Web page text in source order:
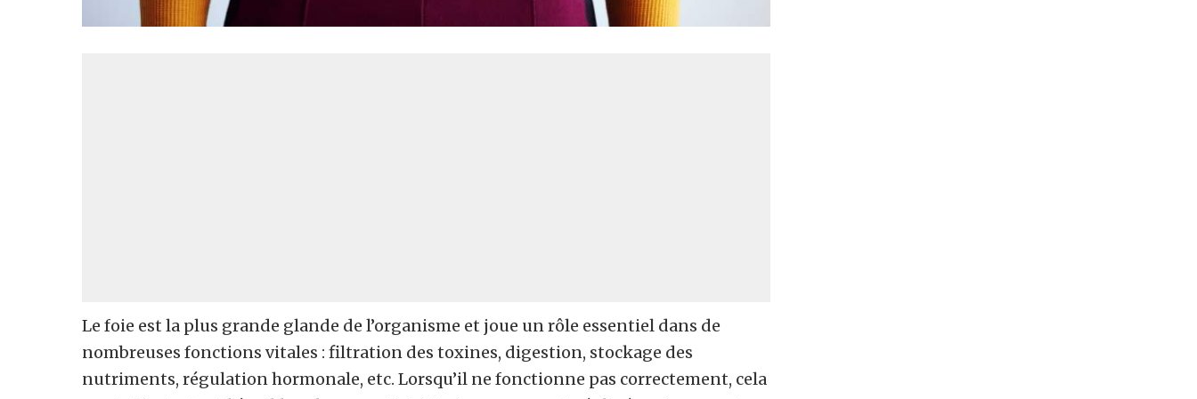
Le foie est la plus grande glande de l’organisme et joue un rôle essentiel dans de
nombreuses fonctions vitales : filtration des toxines, digestion, stockage des
nutriments, régulation hormonale, etc. Lorsqu’il ne fonctionne pas correctement, cela